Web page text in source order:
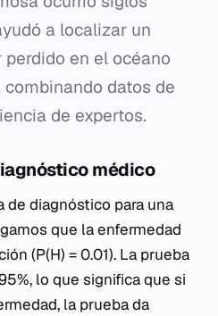
a localizar un
en el océano
datos de
de expertos.
médico
de diagnóstico para una
que la enfermedad
(P(H) = 0.01). La prueba
lo que significa que si
la prueba da